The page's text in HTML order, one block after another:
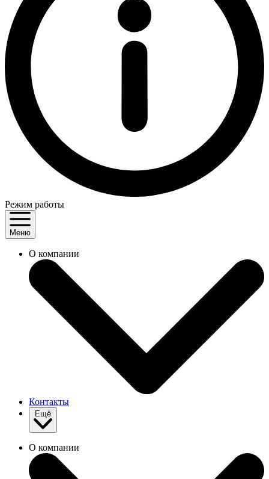
Режим работы
Меню
О компании
Контакты
О компании